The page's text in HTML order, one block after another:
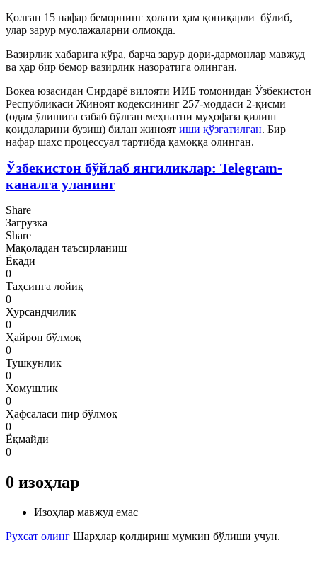
Қолган 15 нафар беморнинг ҳолати ҳам қониқарли бўлиб,
улар зарур муолажаларни олмоқда.
Вазирлик хабарига кўра, барча зарур дори-дармонлар мавжуд
ва ҳар бир бемор вазирлик назоратига олинган.
Вокеа юзасидан Сирдарё вилояти ИИБ томонидан Ўзбекистон
Республикаси Жиноят кодексининг 257-моддаси 2-қисми
(одам ўлишига сабаб бўлган меҳнатни муҳофаза қилиш
қоидаларини бузиш) билан жиноят иши қўзғатилган. Бир
нафар шахс процессуал тартибда қамоққа олинган.
Ўзбекистон бўйлаб янгиликлар: Telegram-
каналга уланинг
Share
Загрузка
Share
Мақоладан таъсирланиш
Ёқади
0
Таҳсинга лойиқ
0
Хурсандчилик
0
Ҳайрон бўлмоқ
0
Тушкунлик
0
Хомушлик
0
Ҳафсаласи пир бўлмоқ
0
Ёқмайди
0
0 изоҳлар
Изоҳлар мавжуд емас
Рухсат олинг Шарҳлар қолдириш мумкин бўлиши учун.